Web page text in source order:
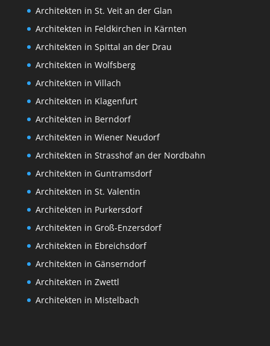
Architekten in St. Veit an der Glan
Architekten in Feldkirchen in Kärnten
Architekten in Spittal an der Drau
Architekten in Wolfsberg
Architekten in Villach
Architekten in Klagenfurt
Architekten in Berndorf
Architekten in Wiener Neudorf
Architekten in Strasshof an der Nordbahn
Architekten in Guntramsdorf
Architekten in St. Valentin
Architekten in Purkersdorf
Architekten in Groß-Enzersdorf
Architekten in Ebreichsdorf
Architekten in Gänserndorf
Architekten in Zwettl
Architekten in Mistelbach